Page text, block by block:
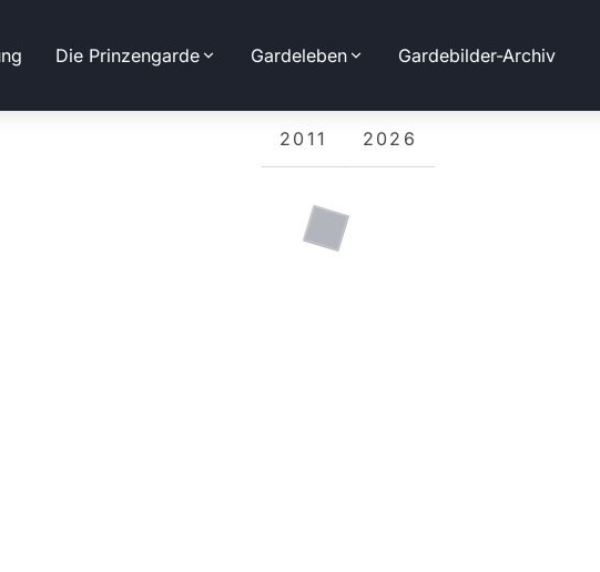
Die Prinzengarde Gardeleben Gardebilder-Archiv
2011 2026